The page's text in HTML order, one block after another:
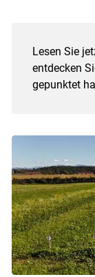
Lesen Sie
entdecken
gepunktet